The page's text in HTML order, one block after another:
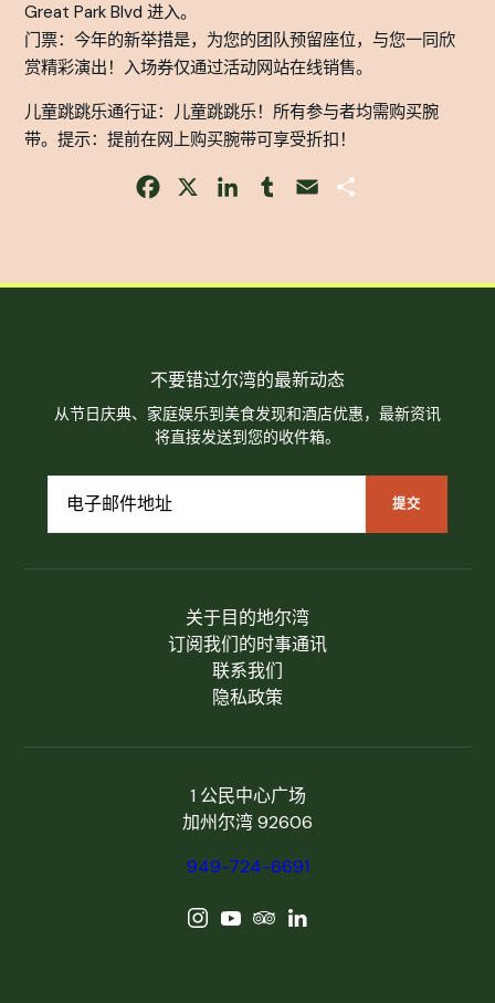
Great Park Blvd 进入。
门票：今年的新举措是，为您的团队预留座位，与您一同欣
赏精彩演出！入场券仅通过活动网站在线销售。
儿童跳跳乐通行证：儿童跳跳乐！所有参与者均需购买腕
带。提示：提前在网上购买腕带可享受折扣！
Facebook LinkedInTumblrEmail
关于目的地尔湾
订阅我们的时事通讯
联系我们
隐私政策
1 公民中心广场
加州尔湾 92606
949-724-6691
不要错过尔湾的最新动态
从节日庆典、家庭娱乐到美食发现和酒店优惠，最新资讯
将直接发送到您的收件箱。